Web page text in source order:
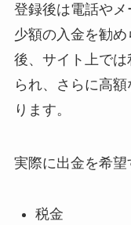
登録後は電話やメ
少額の入金を勧
後、サイト上で
られ、さらに高
ります。
実際に出金を希望
税金